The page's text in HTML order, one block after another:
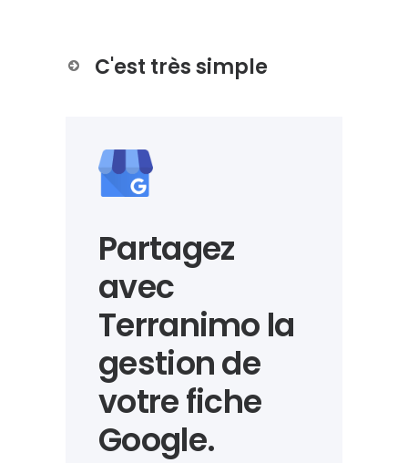
C'est très simple
Partagez
avec
Terranimo la
gestion de
votrefiche
Google.